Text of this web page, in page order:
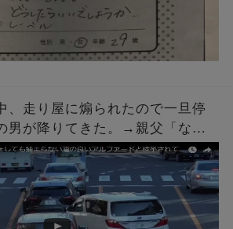
、走り屋に煽られたので一旦停
男が降りてきた。→親父「なん
んかい？」こちらも車を降りて
結果ｗｗｗ